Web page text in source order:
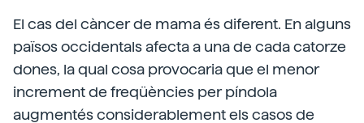
El cas del càncer de mama és diferent. En alguns
països occidentals afecta a una de cada catorze
dones, la qual cosa provocaria que el menor
increment de freqüències per píndola
augmentés considerablement els casos de